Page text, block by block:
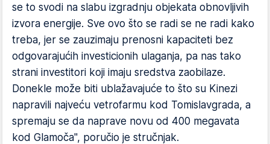
se to svodi na slabu izgradnju objekata obnovljivih
izvora energije. Sve ovo što se radi se ne radi kako
treba, jer se zauzimaju prenosni kapaciteti bez
odgovarajućih investicionih ulaganja, pa nas tako
strani investitori koji imaju sredstva zaobilaze.
Donekle može biti ublažavajuće to što su Kinezi
napravili najveću vetrofarmu kod Tomislavgrada, a
spremaju se da naprave novu od 400 megavata
kod Glamoča", poručio je stručnjak.